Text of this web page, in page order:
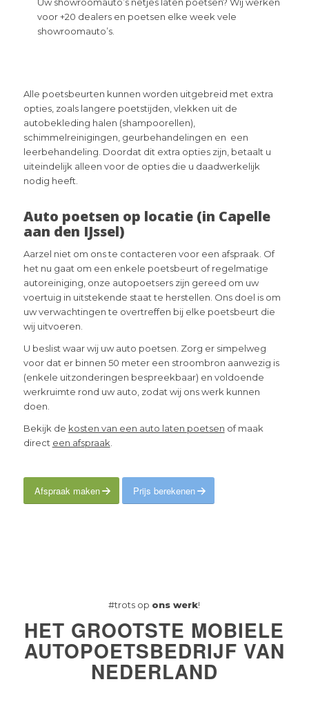
voor +20 dealers en poetsen elke week vele
showroomauto’s.
Alle poetsbeurten kunnen worden uitgebreid met extra
opties, zoals langere poetstijden, vlekken uit de
autobekleding halen (shampoorellen),
schimmelreinigingen, geurbehandelingen en een
leerbehandeling. Doordat dit extra opties zijn, betaalt u
uiteindelijk alleen voor de opties die u daadwerkelijk
nodig heeft.
Auto poetsen op locatie (in Capelle
aan den IJssel)
Aarzel niet om ons te contacteren voor een afspraak. Of
het nu gaat om een enkele poetsbeurt of regelmatige
autoreiniging, onze autopoetsers zijn gereed om uw
voertuig in uitstekende staat te herstellen. Ons doel is om
uw verwachtingen te overtreffen bij elke poetsbeurt die
wij uitvoeren.
U beslist waar wij uw auto poetsen. Zorg er simpelweg
voor dat er binnen 50 meter een stroombron aanwezig is
(enkele uitzonderingen bespreekbaar) en voldoende
werkruimte rond uw auto, zodat wij ons werk kunnen
doen.
Bekijk de kosten van een auto laten poetsen of maak
direct een afspraak
Afspraak maken Prijs berekenen
#trots op ons werk!
HET GROOTSTE MOBIELE
AUTOPOETSBEDRIJF VAN
NEDERLAND